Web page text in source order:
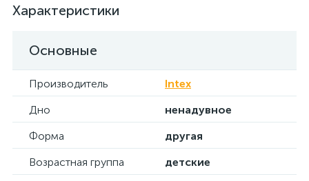
Характеристики
Основные
Производитель
Intex
Дно
ненадувное
Форма
другая
Возрастная группа
детские